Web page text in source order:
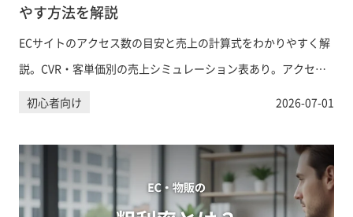
やす方法を解説
ECサイトのアクセス数の目安と売上の計算式をわかりやすく解
説。CVR・客単価別の売上シミュレーション表あり。アクセス
を増やす具体的な方法も紹介します。
初心者向け 2026-07-01